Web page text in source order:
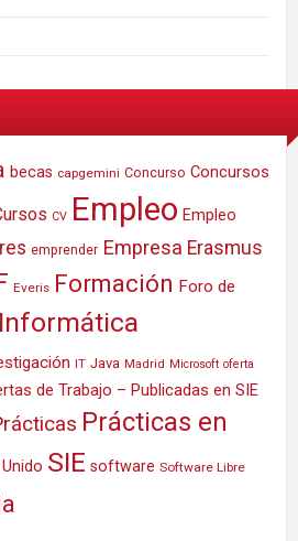
becas capgemini Concurso Concursos
CV Empleo Empleo
emprender Empresa Erasmus
Everis Formación Foro de
Informática
IT Java Madrid Microsoft oferta
de Trabajo – Publicadas en SIE
Prácticas en
SIE software Software Libre